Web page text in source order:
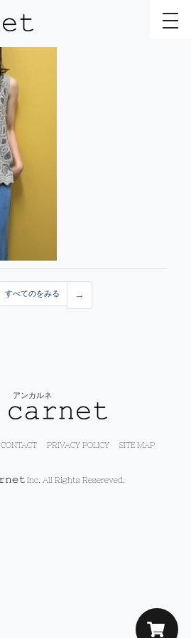
すべてのをみる →
アンカルネ
CONTACT PRIVACY POLICY SITE MAP
inc. All Rights Resereved.